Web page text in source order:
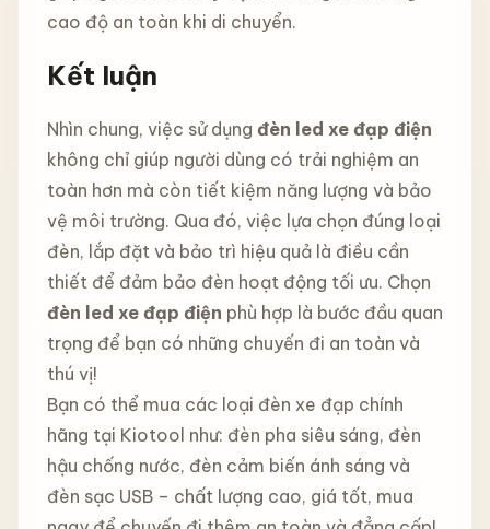
cao độ an toàn khi di chuyển.
Kết luận
Nhìn chung, việc sử dụng đèn led xe đạp điện
không chỉ giúp người dùng có trải nghiệm an
toàn hơn mà còn tiết kiệm năng lượng và bảo
vệ môi trường. Qua đó, việc lựa chọn đúng loại
đèn, lắp đặt và bảo trì hiệu quả là điều cần
thiết để đảm bảo đèn hoạt động tối ưu. Chọn
đèn led xe đạp điện phù hợp là bước đầu quan
trọng để bạn có những chuyến đi an toàn và
thú vị!
Bạn có thể mua các loại đèn xe đạp chính
hãng tại Kiotool như: đèn pha siêu sáng, đèn
hậu chống nước, đèn cảm biến ánh sáng và
đèn sạc USB – chất lượng cao, giá tốt, mua